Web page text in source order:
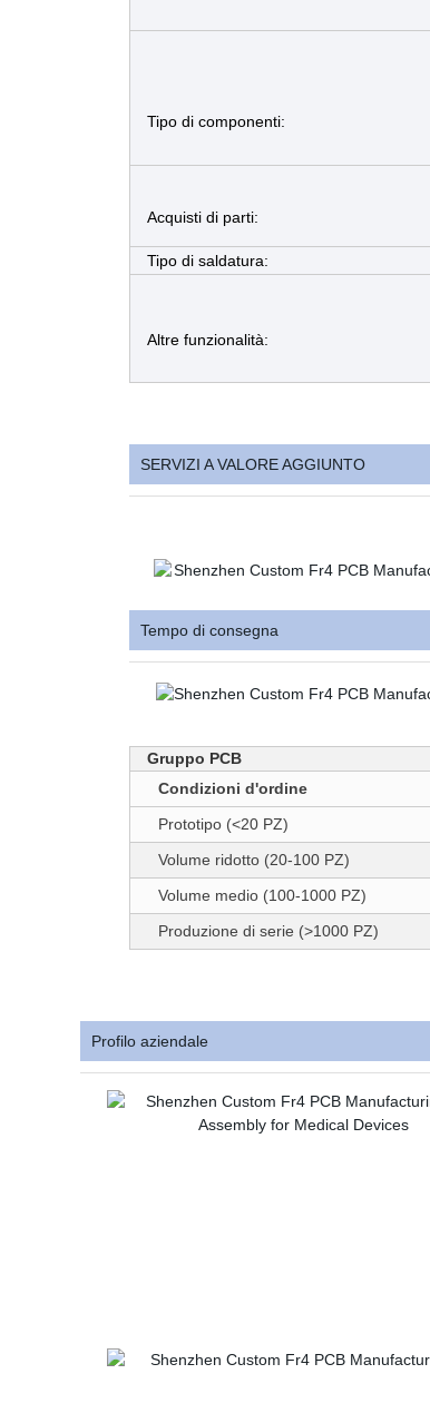
Tipo di componenti:
Acquisti di parti:
Tipo di saldatura:
Altre funzionalità:
SERVIZI A VALORE AGGIUNTO
Tempo di consegna
Gruppo PCB
Condizioni d'ordine
Prototipo (<20 PZ)
Volume ridotto (20-100 PZ)
Volume medio (100-1000 PZ)
Produzione di serie (>1000 PZ)
Profilo aziendale